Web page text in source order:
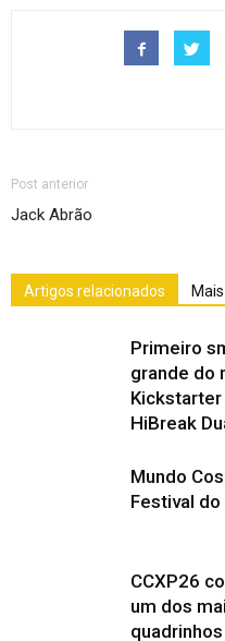
Post anterior
Jack Abrão
Artigos relacionados
Primeiro
grande do
HiBreak
Mundo
Festival
CCXP26
um dos